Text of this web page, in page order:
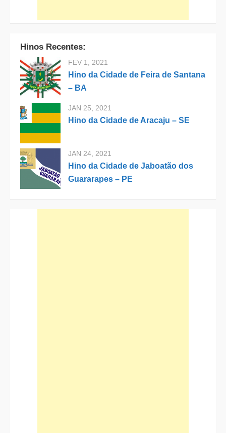
Hinos Recentes:
FEV 1, 2021
Hino da Cidade de Feira de Santana
– BA
JAN 25, 2021
Hino da Cidade de Aracaju – SE
JAN 24, 2021
Hino da Cidade de Jaboatão dos
Guararapes – PE